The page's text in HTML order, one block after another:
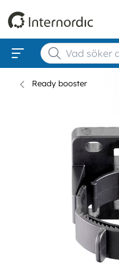
Ready booster